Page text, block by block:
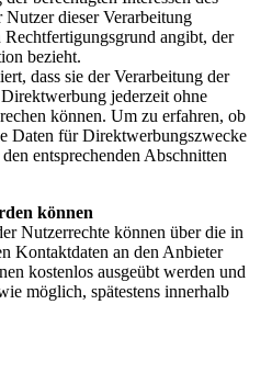
dieser Verarbeitung
angibt, der
bezieht.
dass sie der Verarbeitung der
jederzeit ohne
können. Um zu erfahren, ob
Daten für Direktwerbungszwecke
entsprechenden Abschnitten
können
Nutzerrechte können über die in
Kontaktdaten an den Anbieter
kostenlos ausgeübt werden und
möglich, spätestens innerhalb